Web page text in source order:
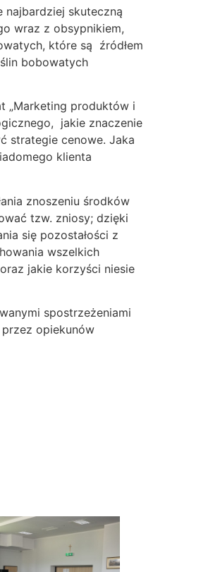
najbardziej skuteczną
wraz z obsypnikiem,
które są źródłem
bobowatych
„Marketing produktów i
jakie znaczenie
strategie cenowe. Jaka
klienta
znoszeniu środków
tzw. zniosy; dzięki
się pozostałości z
wszelkich
jakie korzyści niesie
spostrzeżeniami
opiekunów